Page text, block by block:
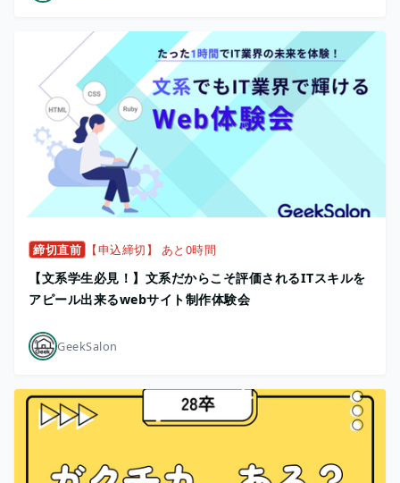
締切直前 【申込締切】 あと0時間
【文系学生必見！】文系だからこそ評価されるITスキルを
アピール出来るwebサイト制作体験会
GeekSalon